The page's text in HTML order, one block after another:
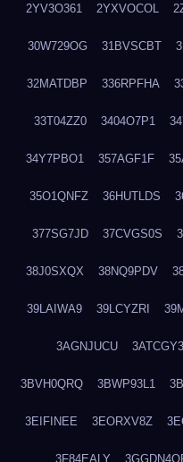
2YV3O361 2YXVOCOL
30W729OG 31BVSCBT
32MATDBP 336RPFHA
33T04ZZ0 3404O7P1
34Y7PBO1 357AGF1F
35O1QNFZ 36HUTLDS
377SG7JD 37CVGS0S
38J0SXQX 38NQ9PDV
39LAIWA9 39LCYZRI
3AGNJUCU
3BVH0QRQ 3BWP93L1
3EIFINEE 3EORXV8Z
3F84EALY